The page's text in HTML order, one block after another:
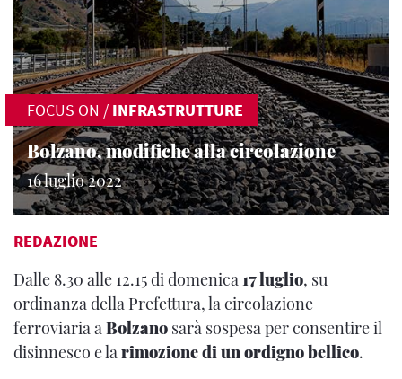
FOCUS ON / INFRASTRUTTURE
Bolzano, modifiche alla circolazione
16 luglio 2022
REDAZIONE
Dalle 8.30 alle 12.15 di domenica17 luglio, su
ordinanza della Prefettura, la circolazione
ferroviaria aBolzano sarà sospesa per consentire il
disinnesco e larimozione di un ordigno bellico.